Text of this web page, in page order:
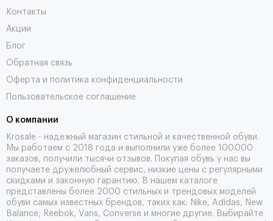
Контакты
Акции
Блог
Обратная связь
Оферта и политика конфиденциальности
Пользовательское соглашение
О компании
Krosale - надежный магазин стильной и качественной обуви.
Мы работаем с 2018 года и выполнили уже более 100.000
заказов, получили тысячи отзывов . Покупая обувь у нас вы
получаете дружелюбный сервис, низкие цены с регулярными
скидками и законную гарантию. В нашем каталоге
представлены более 2000 стильных и трендовых моделей
обуви самых известных брендов, таких как: Nike, Adidas, New
Balance, Reebok, Vans, Converse и многие другие. Выбирайте